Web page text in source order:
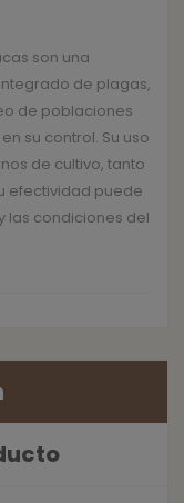
son una
de plagas,
de poblaciones
su control. Su uso
de cultivo, tanto
efectividad puede
las condiciones del